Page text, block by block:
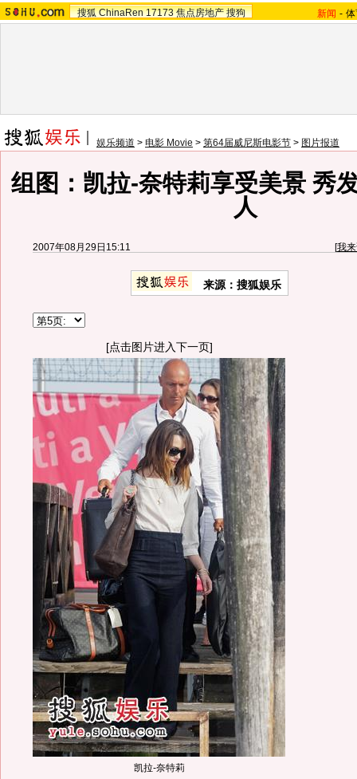
搜狐 ChinaRen 17173 焦点房地产 搜狗 新闻 -
娱乐频道 > 电影 Movie > 第64届威尼斯电影节 > 图片报道
组图：凯拉-奈特莉享受美景 秀
人
2007年08月29日15:11 [我
来源：搜狐娱乐
[点击图片进入下一页]
凯拉-奈特莉